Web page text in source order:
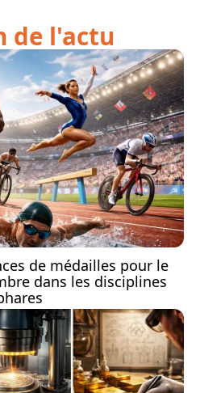
de l'actu
de médailles pour le
dans les disciplines